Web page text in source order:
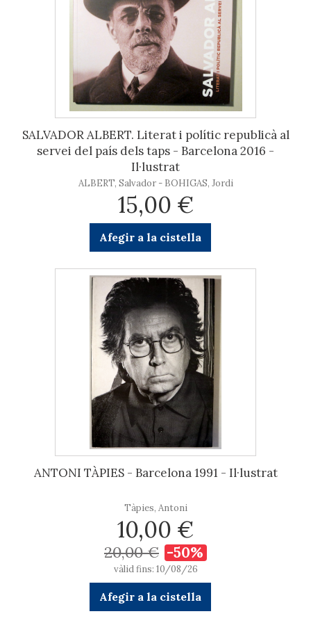
SALVADOR ALBERT. Literat i polític republicà al
servei del país dels taps - Barcelona 2016 -
Il·lustrat
ALBERT, Salvador - BOHIGAS, Jordi
15,00 €
Afegir a la cistella
ANTONI TÀPIES - Barcelona 1991 - Il·lustrat
Tàpies, Antoni
10,00 €
20,00 € -50%
vàlid fins: 10/08/26
Afegir a la cistella